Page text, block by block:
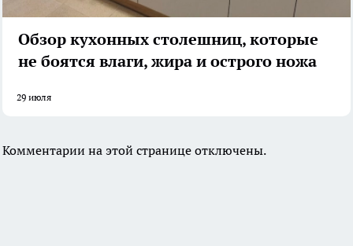
Обзор кухонных столешниц, которые
не боятся влаги, жира и острого ножа
29 июля
Комментарии на этой странице отключены.